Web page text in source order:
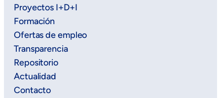
Proyectos I+D+I
Formación
Ofertas de empleo
Transparencia
Repositorio
Actualidad
Contacto